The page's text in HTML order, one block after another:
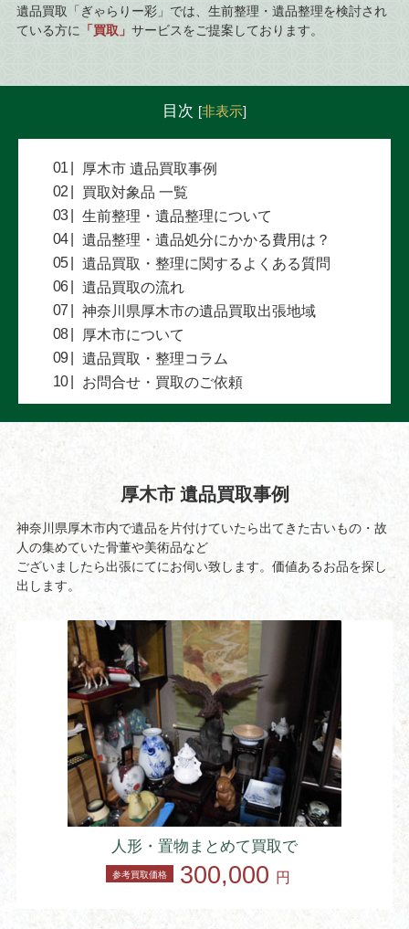
遺品買取「ぎゃらりー彩」では、生前整理・遺品整理を検討され
ている方に
「買取」 サービスをご提案しております。
目次 [非表示]
厚木市 遺品買取事例
買取対象品 一覧
生前整理・遺品整理について
遺品整理・遺品処分にかかる費用は？
遺品買取・整理に関するよくある質問
遺品買取の流れ
神奈川県厚木市の遺品買取出張地域
厚木市について
遺品買取・整理コラム
お問合せ・買取のご依頼
厚木市 遺品買取事例
神奈川県厚木市内で遺品を片付けていたら出てきた古いもの・故
人の集めていた骨董や美術品など
ございましたら出張にてにお伺い致します。価値あるお品を探し
出します。
人形・置物まとめて買取で
参考買取価格 300,000 円